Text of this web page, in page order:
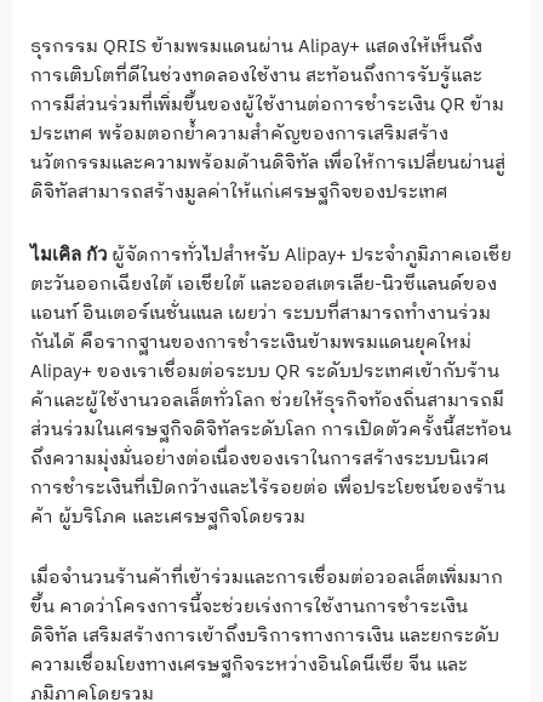
ธุรกรรม QRIS ข้ามพรมแดนผ่าน Alipay+ แสดงให้เห็นถึง
การเติบโตที่ดีในช่วงทดลองใช้งาน สะท้อนถึงการรับรู้และ
การมีส่วนร่วมที่เพิ่มขึ้นของผู้ใช้งานต่อการชำระเงิน QR ข้าม
ประเทศ พร้อมตอกย้ำความสำคัญของการเสริมสร้าง
นวัตกรรมและความพร้อมด้านดิจิทัล เพื่อให้การเปลี่ยนผ่านสู่
ดิจิทัลสามารถสร้างมูลค่าให้แก่เศรษฐกิจของประเทศ
ไมเคิล กัว ผู้จัดการทั่วไปสำหรับ Alipay+ ประจำภูมิภาคเอเชีย
ตะวันออกเฉียงใต้ เอเชียใต้ และออสเตรเลีย-นิวซีแลนด์ของ
แอนท์ อินเตอร์เนชั่นแนล เผยว่า ระบบที่สามารถทำงานร่วม
กันได้ คือรากฐานของการชำระเงินข้ามพรมแดนยุคใหม่
Alipay+ ของเราเชื่อมต่อระบบ QR ระดับประเทศเข้ากับร้าน
ค้าและผู้ใช้งานวอลเล็ตทั่วโลก ช่วยให้ธุรกิจท้องถิ่นสามารถมี
ส่วนร่วมในเศรษฐกิจดิจิทัลระดับโลก การเปิดตัวครั้งนี้สะท้อน
ถึงความมุ่งมั่นอย่างต่อเนื่องของเราในการสร้างระบบนิเวศ
การชำระเงินที่เปิดกว้างและไร้รอยต่อ เพื่อประโยชน์ของร้าน
ค้า ผู้บริโภค และเศรษฐกิจโดยรวม
เมื่อจำนวนร้านค้าที่เข้าร่วมและการเชื่อมต่อวอลเล็ตเพิ่มมาก
ขึ้น คาดว่าโครงการนี้จะช่วยเร่งการใช้งานการชำระเงิน
ดิจิทัล เสริมสร้างการเข้าถึงบริการทางการเงิน และยกระดับ
ความเชื่อมโยงทางเศรษฐกิจระหว่างอินโดนีเซีย จีน และ
ภูมิภาคโดยรวม